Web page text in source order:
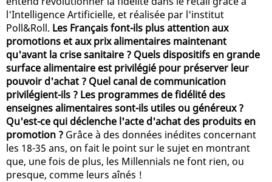
l'Intelligence Artificielle, et réalisée par l'institut
Poll&Roll. Les Français font-ils plus attention aux
promotions et aux prix alimentaires maintenant
qu'avant la crise sanitaire ? Quels dispositifs en grande
surface alimentaire est privilégié pour préserver leur
pouvoir d'achat ? Quel canal de communication
privilégient-ils ? Les programmes de fidélité des
enseignes alimentaires sont-ils utiles ou généreux ?
Qu'est-ce qui déclenche l'acte d'achat des produits en
promotion ? Grâce à des données inédites concernant
les 18-35 ans, on fait le point sur le sujet en montrant
que, une fois de plus, les Millennials ne font rien, ou
presque, comme leurs aînés !